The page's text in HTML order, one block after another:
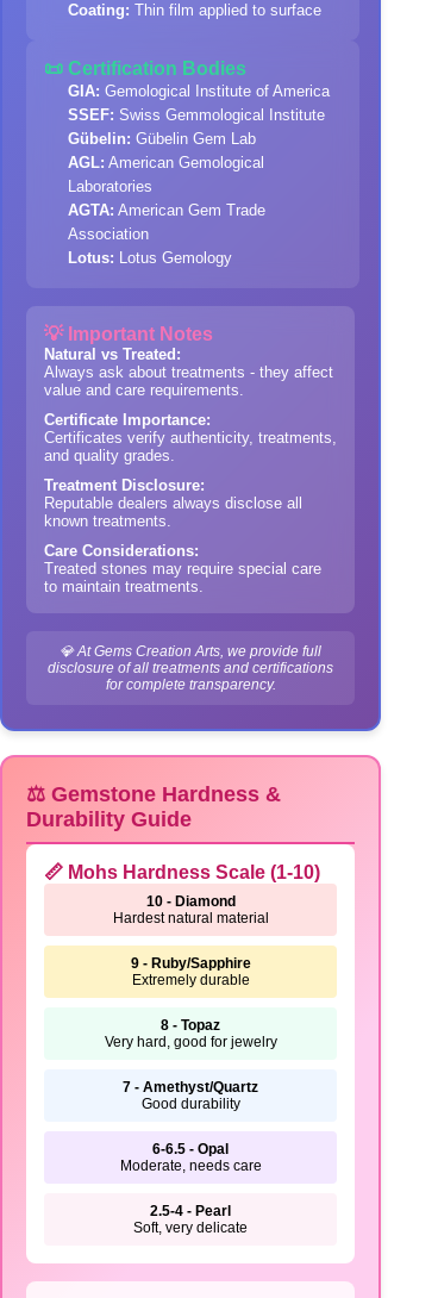
Coating: Thin film applied to surface
📜 Certification Bodies
GIA: Gemological Institute of America
SSEF: Swiss Gemmological Institute
Gübelin: Gübelin Gem Lab
AGL: American Gemological
Laboratories
AGTA: American Gem Trade
Association
Lotus: Lotus Gemology
💡 Important Notes
Natural vs Treated:
Always ask about treatments - they affect
value and care requirements.
Certificate Importance:
Certificates verify authenticity, treatments,
and quality grades.
Treatment Disclosure:
Reputable dealers always disclose all
known treatments.
Care Considerations:
Treated stones may require special care
to maintain treatments.
💎 At Gems Creation Arts, we provide full
disclosure of all treatments and certifications
for complete transparency.
⚖️ Gemstone Hardness &
Durability Guide
📏 Mohs Hardness Scale (1-10)
10 - Diamond
Hardest natural material
9 - Ruby/Sapphire
Extremely durable
8 - Topaz
Very hard, good for jewelry
7 - Amethyst/Quartz
Good durability
6-6.5 - Opal
Moderate, needs care
2.5-4 - Pearl
Soft, very delicate